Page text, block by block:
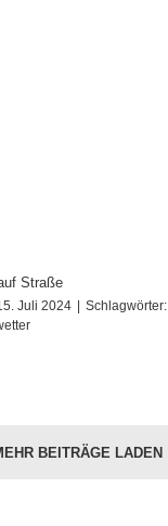
Straße
Juli 2024 | Schlagwörter:
BEITRÄGE LADEN